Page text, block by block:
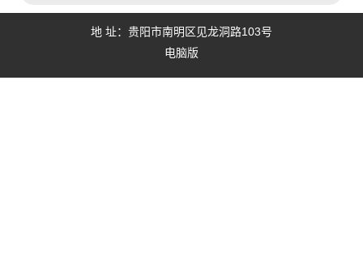
地 址：贵阳市南明区见龙洞路103号
电脑版